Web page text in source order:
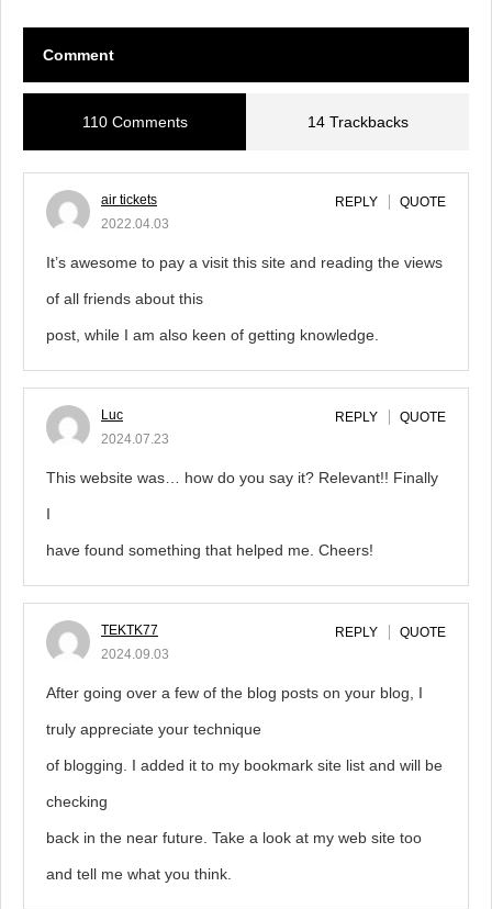
Comment
110 Comments 14 Trackbacks
air tickets
2022.04.03
REPLY QUOTE
It’s awesome to pay a visit this site and reading the views
of all friends about this
post, while I am also keen of getting knowledge.
Luc
2024.07.23
REPLY QUOTE
This website was… how do you say it? Relevant!! Finally
I
have found something that helped me. Cheers!
TEKTK77
2024.09.03
REPLY QUOTE
After going over a few of the blog posts on your blog, I
truly appreciate your technique
of blogging. I added it to my bookmark site list and will be
checking
back in the near future. Take a look at my web site too
and tell me what you think.